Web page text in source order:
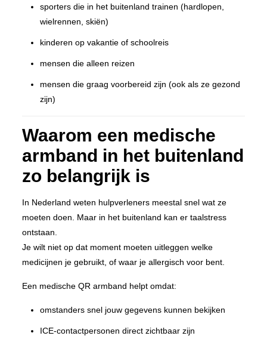
sporters die in het buitenland trainen (hardlopen,
wielrennen, skiën)
kinderen op vakantie of schoolreis
mensen die alleen reizen
mensen die graag voorbereid zijn (ook als ze gezond
zijn)
Waarom een medische
armband in het buitenland
zo belangrijk is
In Nederland weten hulpverleners meestal snel wat ze
moeten doen. Maar in het buitenland kan er taalstress
ontstaan.
Je wilt niet op dat moment moeten uitleggen welke
medicijnen je gebruikt, of waar je allergisch voor bent.
Een medische QR armband helpt omdat:
omstanders snel jouw gegevens kunnen bekijken
ICE-contactpersonen direct zichtbaar zijn